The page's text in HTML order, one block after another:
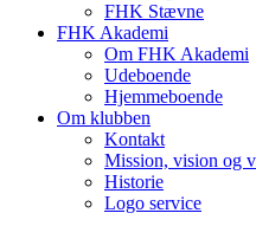
FHK Stævne
FHK Akademi
Om FHK Akademi
Udeboende
Hjemmeboende
Om klubben
Kontakt
Mission, vision og
Historie
Logo service